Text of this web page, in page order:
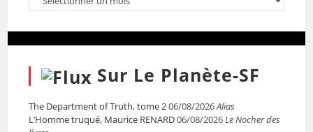
Sur Le Planète-SF
The Department of Truth, tome 206/08/2026Alias
L’Homme truqué, Maurice RENARD06/08/2026Le Nocher des